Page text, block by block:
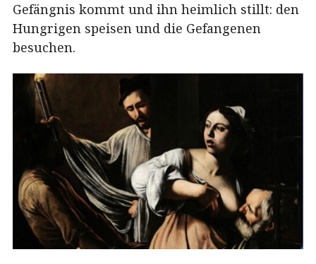
Gefängnis kommt und ihn heimlich stillt: den
Hungrigen speisen und die Gefangenen
besuchen.